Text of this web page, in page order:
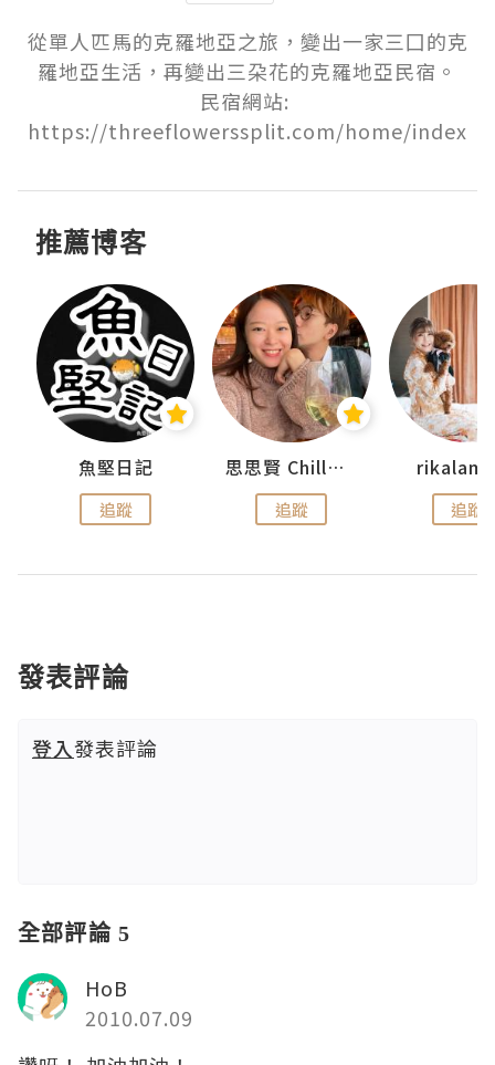
從單人匹馬的克羅地亞之旅，變出一家三囗的克
羅地亞生活，再變出三朶花的克羅地亞民宿。
民宿網站:
推薦博客
魚堅日記
追蹤
思思賢 ChillMyBabe
追蹤 追蹤
發表評論
登入發表評論
全部評論 5
HoB
2010.07.09